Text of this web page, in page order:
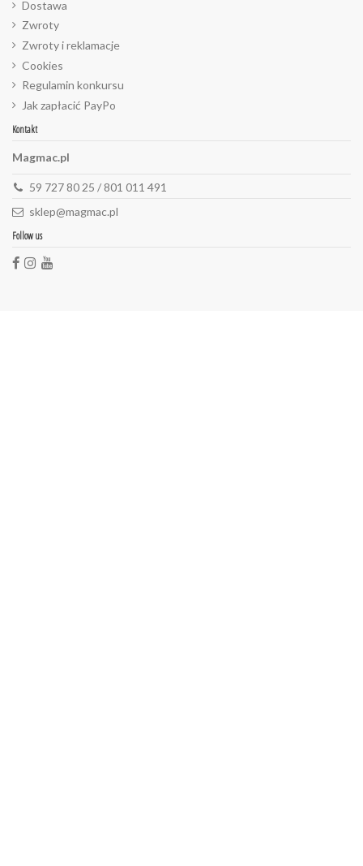
Dostawa
Zwroty
Zwroty i reklamacje
Cookies
Regulamin konkursu
Jak zapłacić PayPo
Kontakt
Magmac.pl
59 727 80 25 / 801 011 491
sklep@magmac.pl
Follow us